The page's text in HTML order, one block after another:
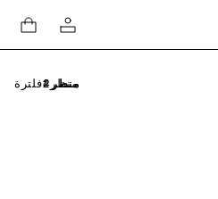
فلترة